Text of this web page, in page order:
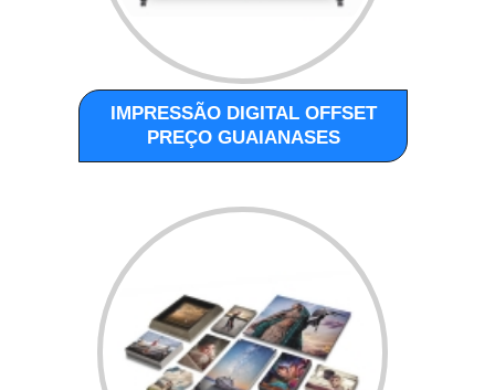
IMPRESSÃO DIGITAL OFFSET
PREÇO GUAIANASES